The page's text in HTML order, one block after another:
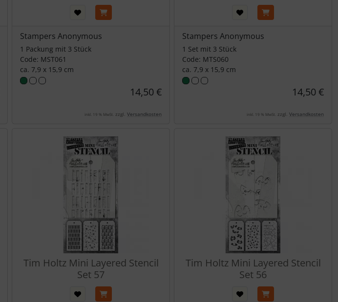
Stampers Anonymous
1 Packung mit 3 Stück
Code: MST061
ca. 7,9 x 15,9 cm
14,50 €
inkl. 19 % MwSt. zzgl. Versandkosten
Stampers Anonymous
1 Set mit 3 Stück
Code: MTS060
ca. 7,9 x 15,9 cm
14,50 €
inkl. 19 % MwSt. zzgl. Versandkosten
Tim Holtz Mini Layered Stencil
Set 57
Tim Holtz Mini Layered Stencil
Set 56